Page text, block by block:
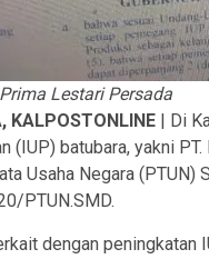
Lestari Persada
KALPOSTONLINE | Di
(IUP) batubara, yakni
Usaha Negara
PTUN.SMD.
dengan peningkatan